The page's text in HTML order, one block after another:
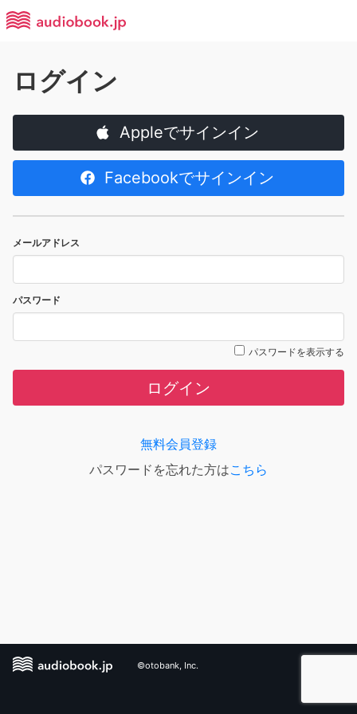
ログイン
Appleでサインイン
Facebookでサインイン
メールアドレス
パスワード
パスワードを表示する
ログイン
無料会員登録
パスワードを忘れた方はこちら
©otobank, Inc.